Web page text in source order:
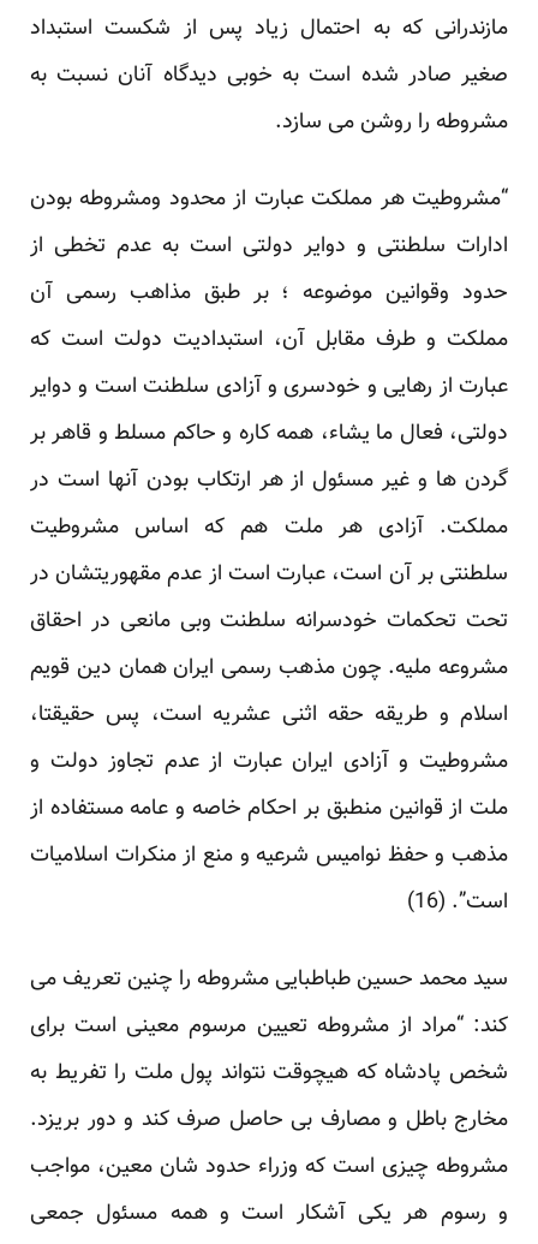
مازندرانی که به احتمال زیاد پس از شکست استبداد
صغیر صادر شده است به خوبی دیدگاه آنان نسبت به
مشروطه را روشن می سازد.
“مشروطیت هر مملکت عبارت از محدود ومشروطه بودن
ادارات سلطنتی و دوایر دولتی است به عدم تخطی از
حدود وقوانین موضوعه ؛ بر طبق مذاهب رسمی آن
مملکت و طرف مقابل آن، استبدادیت دولت است که
عبارت از رهایی و خودسری و آزادی سلطنت است و دوایر
دولتی، فعال ما یشاء، همه کاره و حاکم مسلط و قاهر بر
گردن ها و غیر مسئول از هر ارتکاب بودن آنها است در
مملکت. آزادی هر ملت هم که اساس مشروطیت
سلطنتی بر آن است، عبارت است از عدم مقهوریتشان در
تحت تحکمات خودسرانه سلطنت وبی مانعی در احقاق
مشروعه ملیه. چون مذهب رسمی ایران همان دین قویم
اسلام و طریقه حقه اثنی عشریه است، پس حقیقتا،
مشروطیت و آزادی ایران عبارت از عدم تجاوز دولت و
ملت از قوانین منطبق بر احکام خاصه و عامه مستفاده از
مذهب و حفظ نوامیس شرعیه و منع از منکرات اسلامیات
است”. (16)
سید محمد حسین طباطبایی مشروطه را چنین تعریف می
کند: “مراد از مشروطه تعیین مرسوم معینی است برای
شخص پادشاه که هیچوقت نتواند پول ملت را تفریط به
مخارج باطل و مصارف بی حاصل صرف کند و دور بریزد.
مشروطه چیزی است که وزراء حدود شان معین، مواجب
و رسوم هر یکی آشکار است و همه مسئول جمعی